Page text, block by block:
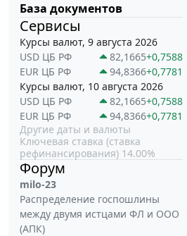
База документов
Сервисы
Курсы валют, 9 августа 2026
USD ЦБ РФ
82,1665+0,7588
EUR ЦБ РФ
94,8366+0,7781
Курсы валют, 10 августа 2026
USD ЦБ РФ
82,1665+0,7588
EUR ЦБ РФ
94,8366+0,7781
Другие даты и валюты
Ключевая ставка (ставка
рефинансирования) 14.00%
Форум
milo-23
Распределение госпошлины
между двумя истцами ФЛ и ООО
(АПК)